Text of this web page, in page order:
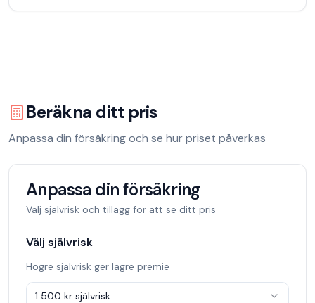
Beräkna ditt pris
Anpassa din försäkring och se hur priset påverkas
Anpassa din försäkring
Välj självrisk och tillägg för att se ditt pris
Välj självrisk
Högre självrisk ger lägre premie
1 500 kr självrisk